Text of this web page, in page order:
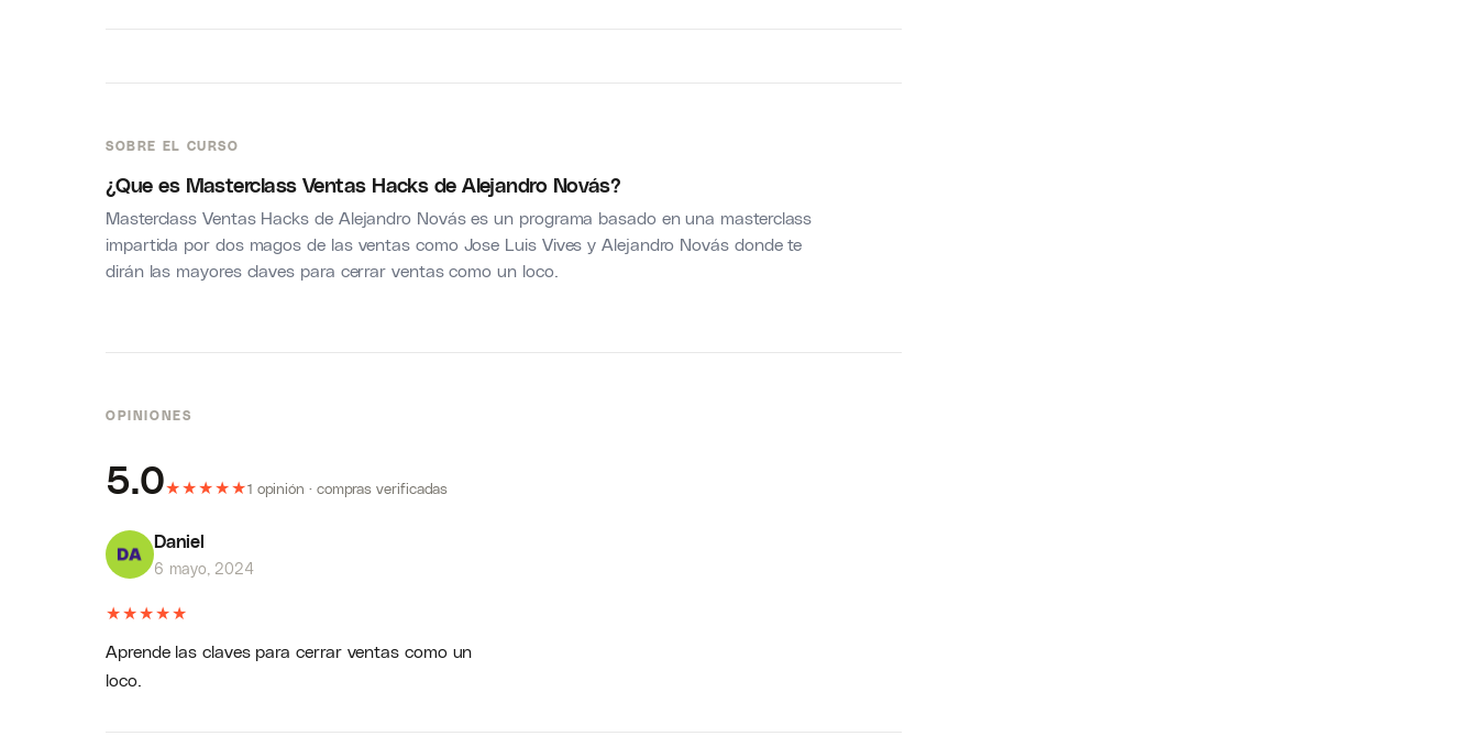
SOBRE EL CURSO
¿Que es Masterclass Ventas Hacks de Alejandro Novás?
Masterclass Ventas Hacks de Alejandro Novás es un programa basado en una masterclass
impartida por dos magos de las ventas como Jose Luis Vives y Alejandro Novás donde te
dirán las mayores claves para cerrar ventas como un loco.
OPINIONES
5.0★★★★★1 opinión · compras verificadas
Daniel
6 mayo, 2024
★★★★★
Aprende las claves para cerrar ventas como un
loco.